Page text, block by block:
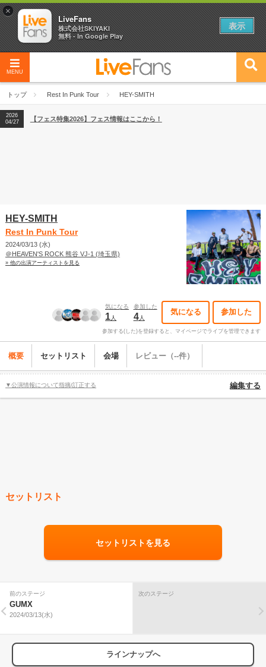
MENU
トップ Rest In Punk Tour HEY-SMITH
2026
04/27
2026
【ライブ動員ランキング】2026年上半期編発表！
2026
04/27
【フェス特集2026】フェス情報はここから！
HEY-SMITH
Rest In Punk Tour
2024/03/13 (水)
＠HEAVEN'S ROCK 熊谷 VJ-1 (埼玉県)
» 他の出演アーティストを見る
気になる
1人
参加した
4人
気になる 参加した
参加する(した)を登録すると、マイページでライブを管理できます
概要 セットリスト 会場 レビュー（--件）
▼公演情報について指摘/訂正する 編集する
セットリスト
セットリストを見る
前のステージ
GUMX
2024/03/13(水)
次のステージ
ラインナップへ
×
LiveFans
株式会社SKIYAKI
無料 - In Google Play
表示